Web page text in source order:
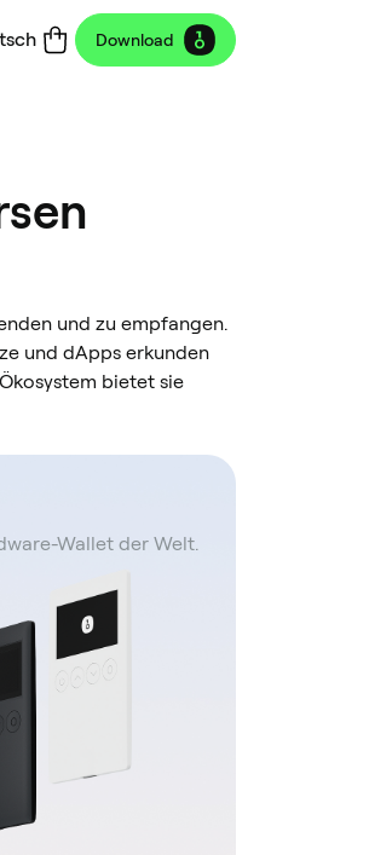
Download
und zu empfangen.
und dApps erkunden
bietet sie
Wallet der Welt.